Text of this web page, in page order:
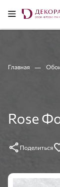
Главная
Rose
Поделиться